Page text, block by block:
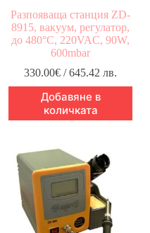
Разпояваща станция ZD-
8915, вакуум, регулатор,
до 480°C, 220VAC, 90W,
600mbar
330.00€ / 645.42 лв.
Добавяне в
количката